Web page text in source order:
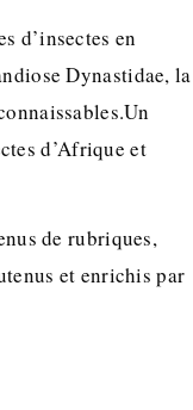
d’insectes en
Dynastidae, la
d’Afrique et
de rubriques,
et enrichis par